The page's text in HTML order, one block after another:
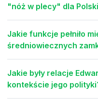
"nóż w plecy" dla
Jakie funkcje pełniło
średniowiecznych
Jakie były relacje
kontekście jego